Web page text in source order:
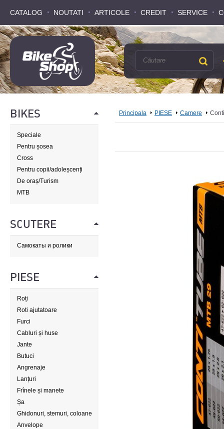
CATALOG NOUTATI ARTICOLE CREDIT SERVICE
CATALOG NOUTATI ARTICOLE CREDIT SERVICE
BIKES
Speciale
Pentru șosea
Cross
Pentru copii/adoleșcenți
De oraș/Turism
MTB
SCUTERE
Самокаты и ролики
PIESE
Roți
Roti ajutatoare
Furci
Cabluri și huse
Jante
Butuci
Angrenaje
Lanțuri
Frînele și manete
Șa
Ghidonuri, stemuri, coloane
de direcție
Anvelope
Principala PIESE Camere